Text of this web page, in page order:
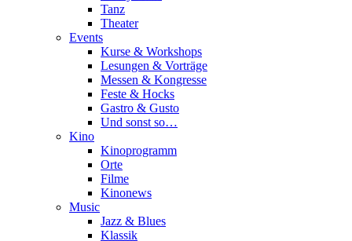
Tanz
Theater
Events
Kurse & Workshops
Lesungen & Vorträge
Messen & Kongresse
Feste & Hocks
Gastro & Gusto
Und sonst so…
Kino
Kinoprogramm
Orte
Filme
Kinonews
Music
Jazz & Blues
Klassik